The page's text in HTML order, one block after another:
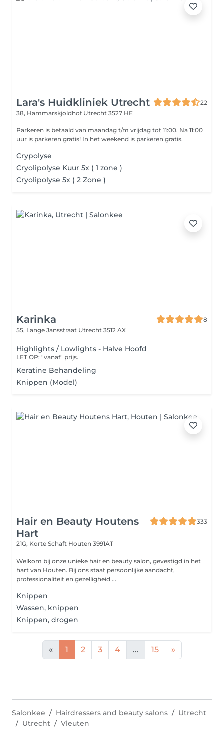
Lara's Huidkliniek Utrecht
22
38, Hammarskjoldhof Utrecht 3527 HE
Parkeren is betaald van maandag t/m vrijdag tot 11:00. Na 11:00
uur is parkeren gratis! In het weekend is parkeren gratis.
Crypolyse
Cryolipolyse Kuur 5x ( 1 zone )
Cryolipolyse 5x ( 2 Zone )
Karinka
8
55, Lange Jansstraat Utrecht 3512 AX
Highlights / Lowlights - Halve Hoofd
LET OP: "vanaf" prijs.
Keratine Behandeling
Knippen (Model)
Hair en Beauty Houtens
Hart
333
21G, Korte Schaft Houten 3991AT
Welkom bij onze unieke hair en beauty salon, gevestigd in het
hart van Houten. Bij ons staat persoonlijke aandacht,
professionaliteit en gezelligheid ...
Knippen
Wassen, knippen
Knippen, drogen
« 1 2 3 4 ... 15 »
Salonkee Hairdressers and beauty salons
Utrecht
Utrecht
Vleuten